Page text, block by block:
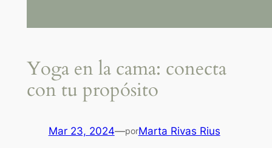
Yoga en la cama: conecta
con tu propósito
Mar 23, 2024—porMarta Rivas Rius